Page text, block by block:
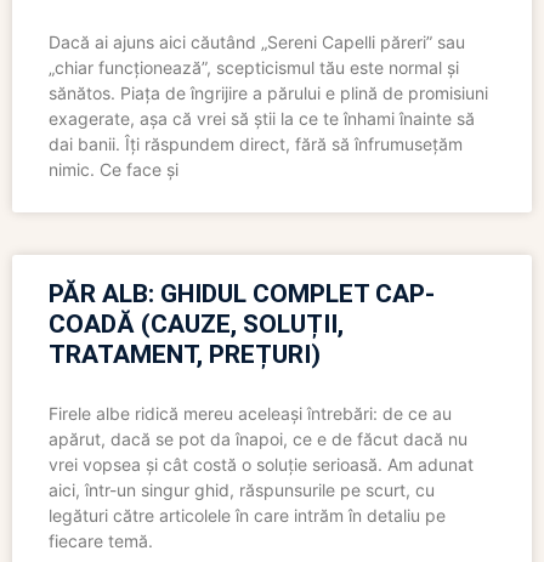
Dacă ai ajuns aici căutând „Sereni Capelli păreri” sau
„chiar funcționează”, scepticismul tău este normal și
sănătos. Piața de îngrijire a părului e plină de promisiuni
exagerate, așa că vrei să știi la ce te înhami înainte să
dai banii. Îți răspundem direct, fără să înfrumusețăm
nimic. Ce face și
PĂR ALB: GHIDUL COMPLET CAP-
COADĂ (CAUZE, SOLUȚII,
TRATAMENT, PREȚURI)
Firele albe ridică mereu aceleași întrebări: de ce au
apărut, dacă se pot da înapoi, ce e de făcut dacă nu
vrei vopsea și cât costă o soluție serioasă. Am adunat
aici, într-un singur ghid, răspunsurile pe scurt, cu
legături către articolele în care intrăm în detaliu pe
fiecare temă.